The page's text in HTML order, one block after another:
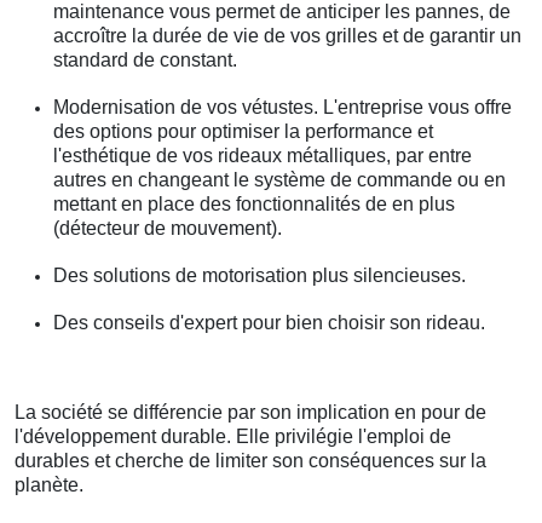
maintenance vous permet de anticiper les pannes, de
accroître la durée de vie de vos grilles et de garantir un
standard de constant.
Modernisation de vos vétustes. L'entreprise vous offre
des options pour optimiser la performance et
l'esthétique de vos rideaux métalliques, par entre
autres en changeant le système de commande ou en
mettant en place des fonctionnalités de en plus
(détecteur de mouvement).
Des solutions de motorisation plus silencieuses.
Des conseils d'expert pour bien choisir son rideau.
La société se différencie par son implication en pour de
l'développement durable. Elle privilégie l'emploi de
durables et cherche de limiter son conséquences sur la
planète.